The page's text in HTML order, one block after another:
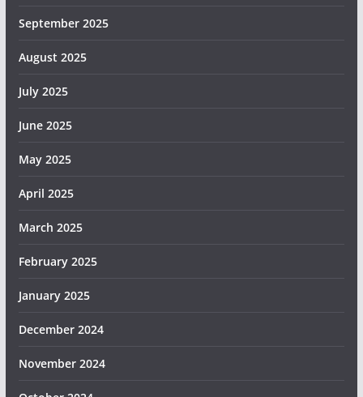
September 2025
August 2025
July 2025
June 2025
May 2025
April 2025
March 2025
February 2025
January 2025
December 2024
November 2024